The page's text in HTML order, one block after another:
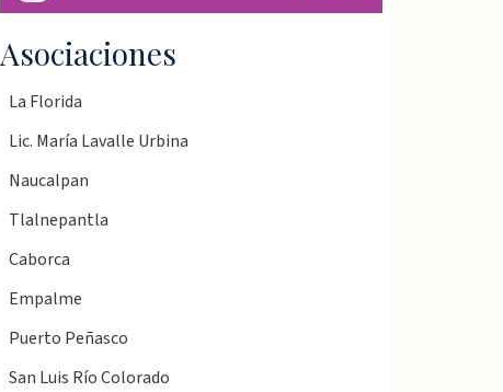
Asociaciones
La Florida
Lic. María Lavalle Urbina
Naucalpan
Tlalnepantla
Caborca
Empalme
Puerto Peñasco
San Luis Río Colorado